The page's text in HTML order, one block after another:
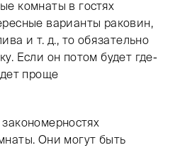
фотография. Большая
комнаты в гостях
варианты раковин,
и т. д., то обязательно
Если он потом будет где-
проще
Они могут быть